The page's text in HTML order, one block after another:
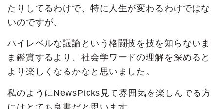
たりしてるわけで、特に人生が変わるわけではな
いのですが、
ハイレベルな議論という格闘技を技を知らないま
ま鑑賞するより、社会学ワードの理解を深めると
より楽しくなるかなと思いました。
私のようにNewsPicks見て雰囲気を楽しんでる方
にはとても良書だと思います。